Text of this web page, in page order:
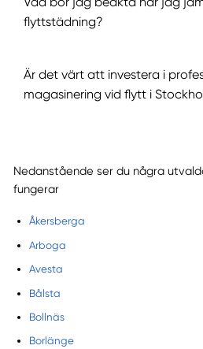
flyttstädning?
Är det värt att investera i
magasinering vid flytt i
Nedanstående ser du några
fungerar
Åkersberga
Arboga
Avesta
Bålsta
Bollnäs
Borlänge